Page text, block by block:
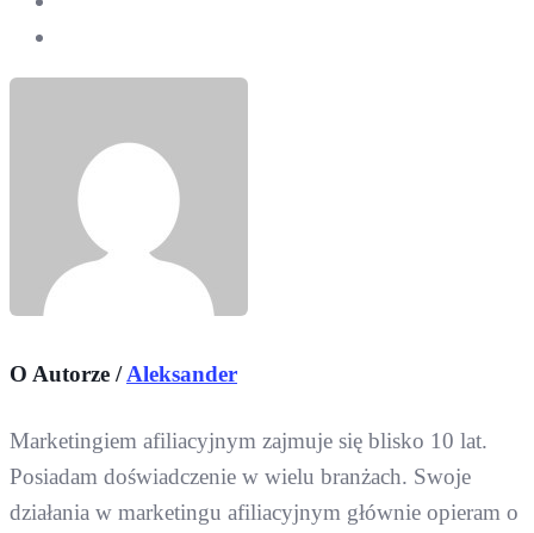
O Autorze /Aleksander
Marketingiem afiliacyjnym zajmuje się blisko 10 lat.
Posiadam doświadczenie w wielu branżach. Swoje
działania w marketingu afiliacyjnym głównie opieram o